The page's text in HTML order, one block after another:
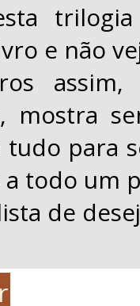
e não
mostra
tudo para
todo um
de